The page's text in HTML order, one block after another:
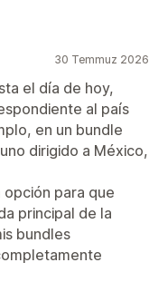
30 Temmuz 2026
el día de hoy,
al país
en un bundle
dirigido a México,
para que
principal de la
bundles